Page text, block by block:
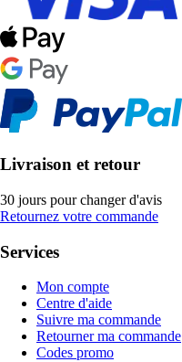
Livraison et retour
30 jours pour changer d'avis
Retournez votre commande
Services
Mon compte
Centre d'aide
Suivre ma commande
Retourner ma commande
Codes promo